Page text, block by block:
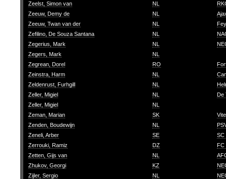
Zeelst, Simon van
NL
Zeeuw, Demy de
NL
Zeeuw, Twan van der
NL
Zefilino, De Souza Santana
NL
Zegerius, Mark
NL
Zegers, Mark
NL
Zegrean, Dorel
RO
Zeinstra, Harm
NL
Zeldenrust, Furhgill
NL
Zeller, Migiel
NL
De
Zeller, Migiel
NL
Zeman, Marian
SK
Zenden, Boudewijn
NL
Zeneli, Arber
SE
SC
Zerrouki, Ramiz
DZ
FC
Zetten, Gijs van
NL
Zhukov, Georgi
KZ
Zijler, Sergio
NL